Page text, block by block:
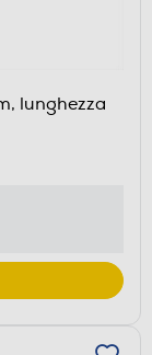
lunghezza